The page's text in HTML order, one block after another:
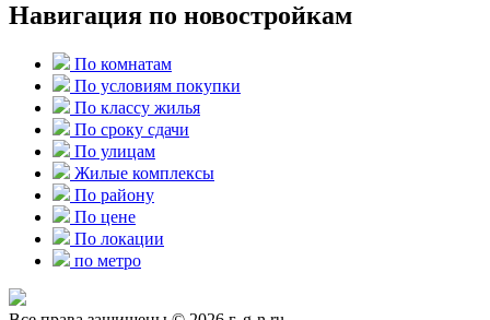
Навигация по новостройкам
По комнатам
По условиям покупки
По классу жилья
По сроку сдачи
По улицам
Жилые комплексы
По району
По цене
По локации
по метро